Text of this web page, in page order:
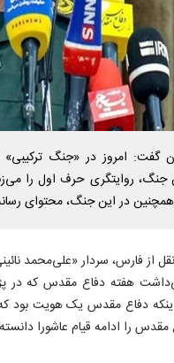
گفت: امروز در «جنگ
روایتگری حرف اول را
در این جنگ، محتوای
از فارس، سردار «علی‌محمد
هفته دفاع مقدس که در
دفاع مقدس یک هویت بود
را ادامه قیام عاشورا